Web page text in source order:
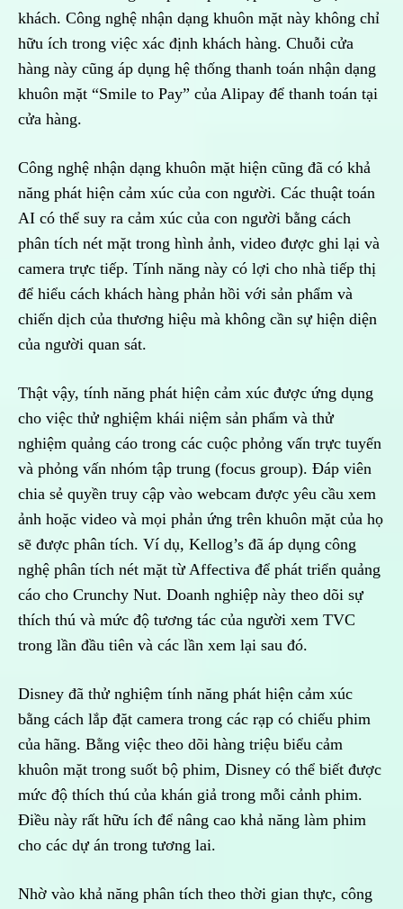
khách. Công nghệ nhận dạng khuôn mặt này không chỉ
hữu ích trong việc xác định khách hàng. Chuỗi cửa
hàng này cũng áp dụng hệ thống thanh toán nhận dạng
khuôn mặt “Smile to Pay” của Alipay để thanh toán tại
cửa hàng.
Công nghệ nhận dạng khuôn mặt hiện cũng đã có khả
năng phát hiện cảm xúc của con người. Các thuật toán
AI có thể suy ra cảm xúc của con người bằng cách
phân tích nét mặt trong hình ảnh, video được ghi lại và
camera trực tiếp. Tính năng này có lợi cho nhà tiếp thị
để hiểu cách khách hàng phản hồi với sản phẩm và
chiến dịch của thương hiệu mà không cần sự hiện diện
của người quan sát.
Thật vậy, tính năng phát hiện cảm xúc được ứng dụng
cho việc thử nghiệm khái niệm sản phẩm và thử
nghiệm quảng cáo trong các cuộc phỏng vấn trực tuyến
và phỏng vấn nhóm tập trung (focus group). Đáp viên
chia sẻ quyền truy cập vào webcam được yêu cầu xem
ảnh hoặc video và mọi phản ứng trên khuôn mặt của họ
sẽ được phân tích. Ví dụ, Kellog’s đã áp dụng công
nghệ phân tích nét mặt từ Affectiva để phát triển quảng
cáo cho Crunchy Nut. Doanh nghiệp này theo dõi sự
thích thú và mức độ tương tác của người xem TVC
trong lần đầu tiên và các lần xem lại sau đó.
Disney đã thử nghiệm tính năng phát hiện cảm xúc
bằng cách lắp đặt camera trong các rạp có chiếu phim
của hãng. Bằng việc theo dõi hàng triệu biểu cảm
khuôn mặt trong suốt bộ phim, Disney có thể biết được
mức độ thích thú của khán giả trong mỗi cảnh phim.
Điều này rất hữu ích để nâng cao khả năng làm phim
cho các dự án trong tương lai.
Nhờ vào khả năng phân tích theo thời gian thực, công